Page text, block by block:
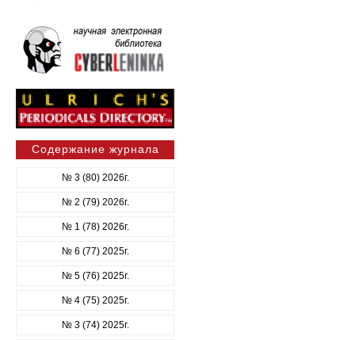
Содержание журнала
№ 3 (80) 2026г.
№ 2 (79) 2026г.
№ 1 (78) 2026г.
№ 6 (77) 2025г.
№ 5 (76) 2025г.
№ 4 (75) 2025г.
№ 3 (74) 2025г.